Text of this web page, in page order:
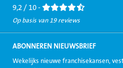
9,2 / 10 -
Op basis van 19 reviews
ABONNEREN NIEUWSBRIEF
Wekelijks nieuwe franchisekansen,